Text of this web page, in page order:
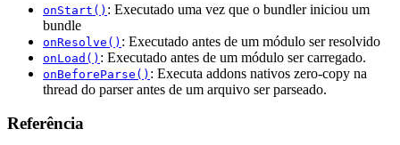
onStart() : Executado uma vez que o bundler iniciou um
bundle
onResolve() : Executado antes de um módulo ser resolvido
onLoad() : Executado antes de um módulo ser carregado.
onBeforeParse() : Executa addons nativos zero-copy na
thread do parser antes de um arquivo ser parseado.
Referência